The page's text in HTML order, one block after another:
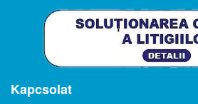
Kapcsolat